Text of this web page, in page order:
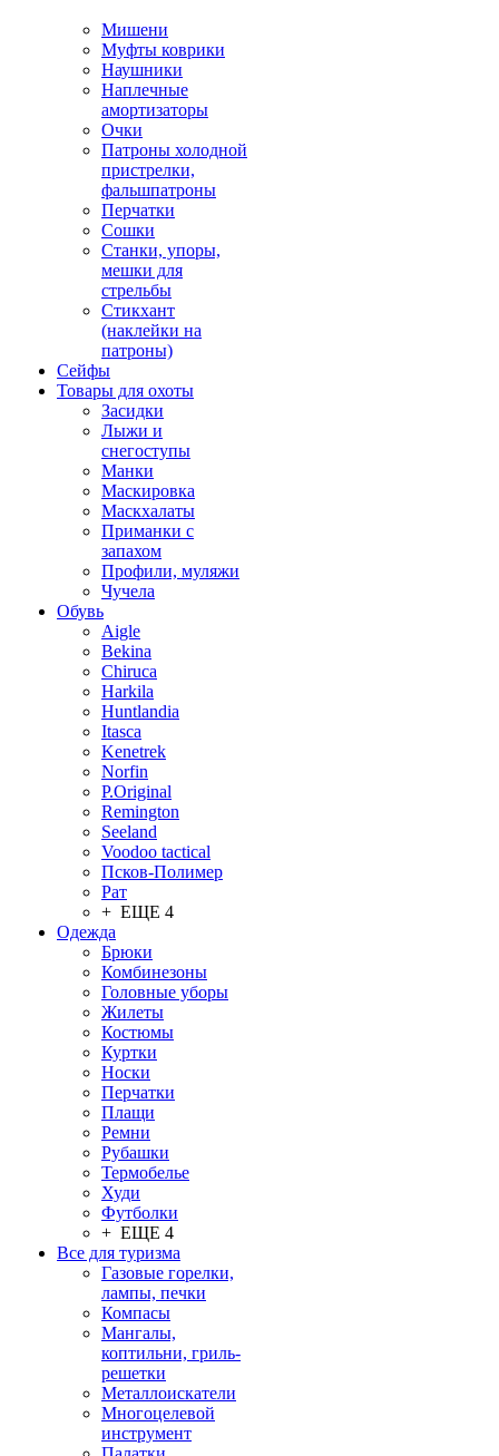
Мишени
Муфты коврики
Наушники
Наплечные
амортизаторы
Очки
Патроны холодной
пристрелки,
фальшпатроны
Перчатки
Сошки
Станки, упоры,
мешки для
стрельбы
Стикхант
(наклейки на
патроны)
Сейфы
Товары для охоты
Засидки
Лыжи и
снегоступы
Манки
Маскировка
Маскхалаты
Приманки с
запахом
Профили, муляжи
Чучела
Обувь
Aigle
Bekina
Chiruсa
Harkila
Huntlandia
Itasca
Kenetrek
Norfin
P.Original
Remington
Seeland
Voodoo tactical
Псков-Полимер
Рат
+ ЕЩЕ 4
Одежда
Брюки
Комбинезоны
Головные уборы
Жилеты
Костюмы
Куртки
Носки
Перчатки
Плащи
Ремни
Рубашки
Термобелье
Худи
Футболки
+ ЕЩЕ 4
Все для туризма
Газовые горелки,
лампы, печки
Компасы
Мангалы,
коптильни, гриль-
решетки
Металлоискатели
Многоцелевой
инструмент